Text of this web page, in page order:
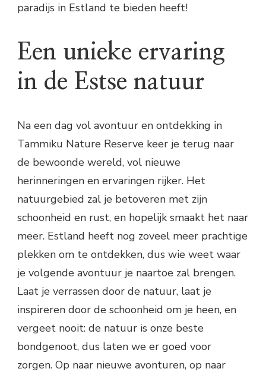
paradijs in Estland te bieden heeft!
Een unieke ervaring
in de Estse natuur
Na een dag vol avontuur en ontdekking in
Tammiku Nature Reserve keer je terug naar
de bewoonde wereld, vol nieuwe
herinneringen en ervaringen rijker. Het
natuurgebied zal je betoveren met zijn
schoonheid en rust, en hopelijk smaakt het naar
meer. Estland heeft nog zoveel meer prachtige
plekken om te ontdekken, dus wie weet waar
je volgende avontuur je naartoe zal brengen.
Laat je verrassen door de natuur, laat je
inspireren door de schoonheid om je heen, en
vergeet nooit: de natuur is onze beste
bondgenoot, dus laten we er goed voor
zorgen. Op naar nieuwe avonturen, op naar